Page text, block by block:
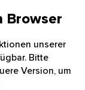
Browser
unserer
Bitte
Version, um